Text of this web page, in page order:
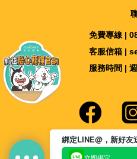
聯絡
免費專線 |
客服信箱 |
服務時間 |
綁定LINE@，新好友
立即綁定